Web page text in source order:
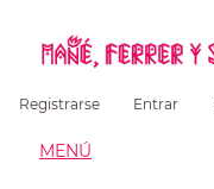
Registrarse Entrar
MENÚ